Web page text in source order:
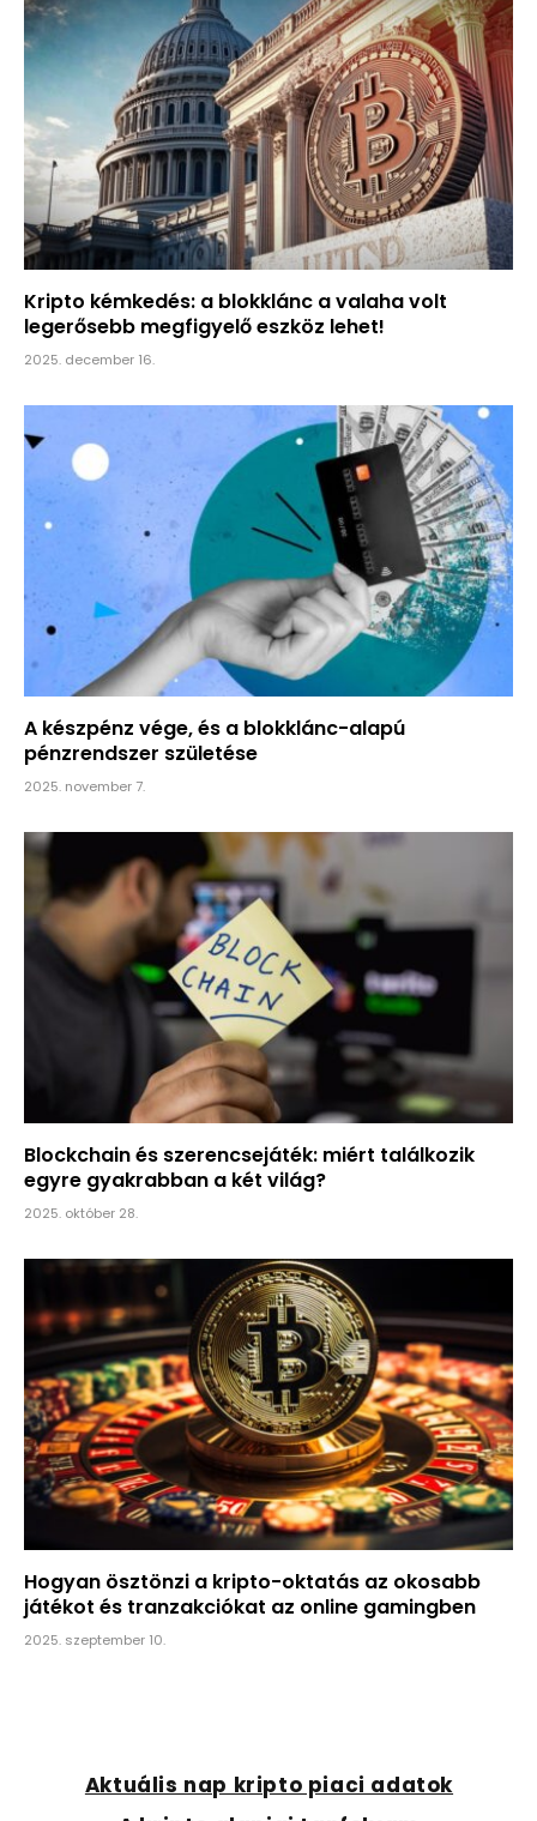
Kripto kémkedés: a blokklánc a valaha volt
legerősebb megfigyelő eszköz lehet!
2025. december 16.
A készpénz vége, és a blokklánc-alapú
pénzrendszer születése
2025. november 7.
Blockchain és szerencsejáték: miért találkozik
egyre gyakrabban a két világ?
2025. október 28.
Hogyan ösztönzi a kripto-oktatás az okosabb
játékot és tranzakciókat az online gamingben
2025. szeptember 10.
Aktuális nap kripto piaci adatok